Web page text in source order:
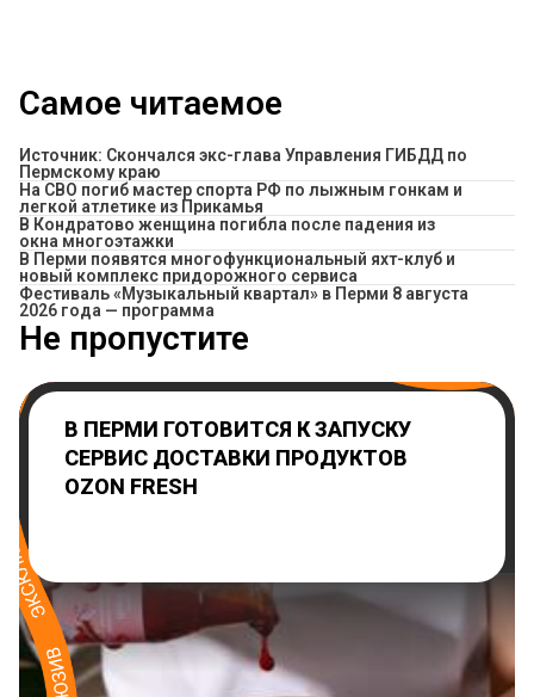
Самое читаемое
Источник: Скончался экс-глава Управления ГИБДД по
Пермскому краю
На СВО погиб мастер спорта РФ по лыжным гонкам и
легкой атлетике из Прикамья
В Кондратово женщина погибла после падения из
окна многоэтажки
В Перми появятся многофункциональный яхт-клуб и
новый комплекс придорожного сервиса
Фестиваль «Музыкальный квартал» в Перми 8 августа
2026 года — программа
Не пропустите
В ПЕРМИ ГОТОВИТСЯ К ЗАПУСКУ
СЕРВИС ДОСТАВКИ ПРОДУКТОВ
OZON FRESH